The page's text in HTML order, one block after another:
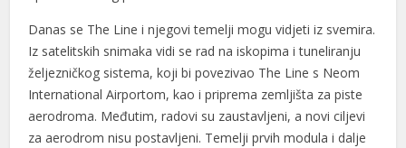
Danas se The Line i njegovi temelji mogu vidjeti iz svemira.
Iz satelitskih snimaka vidi se rad na iskopima i tuneliranju
željezničkog sistema, koji bi povezivao The Line s Neom
International Airportom, kao i priprema zemljišta za piste
aerodroma. Međutim, radovi su zaustavljeni, a novi ciljevi
za aerodrom nisu postavljeni. Temelji prvih modula i dalje